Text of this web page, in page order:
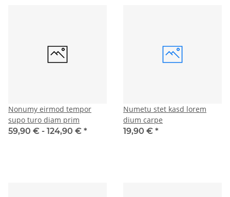
Nonumy eirmod tempor
supo turo diam prim
59,90 € - 124,90 € *
Numetu stet kasd lorem
dium carpe
19,90 € *